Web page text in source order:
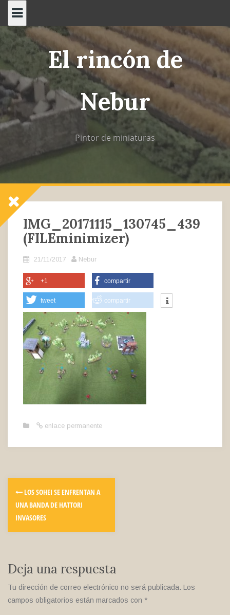
contenido
El rincón de
Nebur
Pintor de miniaturas
IMG_20171115_130745_439
(FILEminimizer)
21/11/2017 Nebur
+1 compartir
tweet compartir
enlace permanente
LOS SOHEI SE ENFRENTAN A
UNA BANDA DE HATTORI
INVASORES
Deja una respuesta
Tu dirección de correo electrónico no será publicada. Los
campos obligatorios están marcados con *